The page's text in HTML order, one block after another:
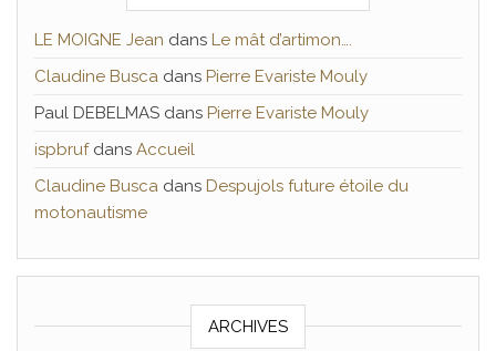
LE MOIGNE Jean dans Le mât d’artimon….
Claudine Busca dans Pierre Evariste Mouly
Paul DEBELMAS dans Pierre Evariste Mouly
ispbrufdans Accueil
Claudine Busca dans Despujols future étoile du
motonautisme
ARCHIVES